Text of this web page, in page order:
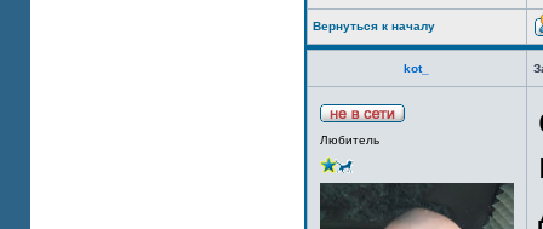
Вернуться к началу
kot_
Любитель